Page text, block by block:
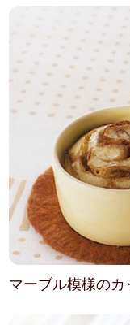
マーブル模様のカ